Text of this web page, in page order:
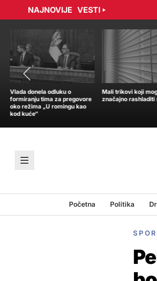
NAJNOVIJE VESTI
sporazumno raskinuli ugovor
Vlada donela odluku o
formiranju tima za pregovore
oko režima „U romingu kao
kod kuće“
Mali trikovi koji
značajno rashladiti
Početna Politika